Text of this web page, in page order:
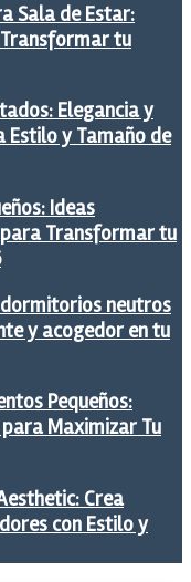
Sala de Estar:
tu
Elegancia y
Estilo y Tamaño de
Ideas
Transformar tu
neutros
y acogedor en tu
Pequeños:
Maximizar Tu
Crea
con Estilo y